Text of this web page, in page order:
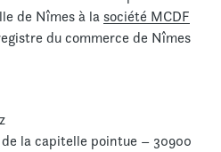
de Nîmes à lasociété MCDF
du commerce de Nîmes
la capitelle pointue – 30900